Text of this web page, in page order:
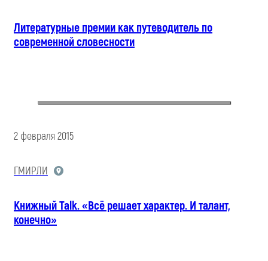
Литературные премии как путеводитель по
современной словесности
2 февраля 2015
ГМИРЛИ
Книжный Talk. «Всё решает характер. И талант,
конечно»